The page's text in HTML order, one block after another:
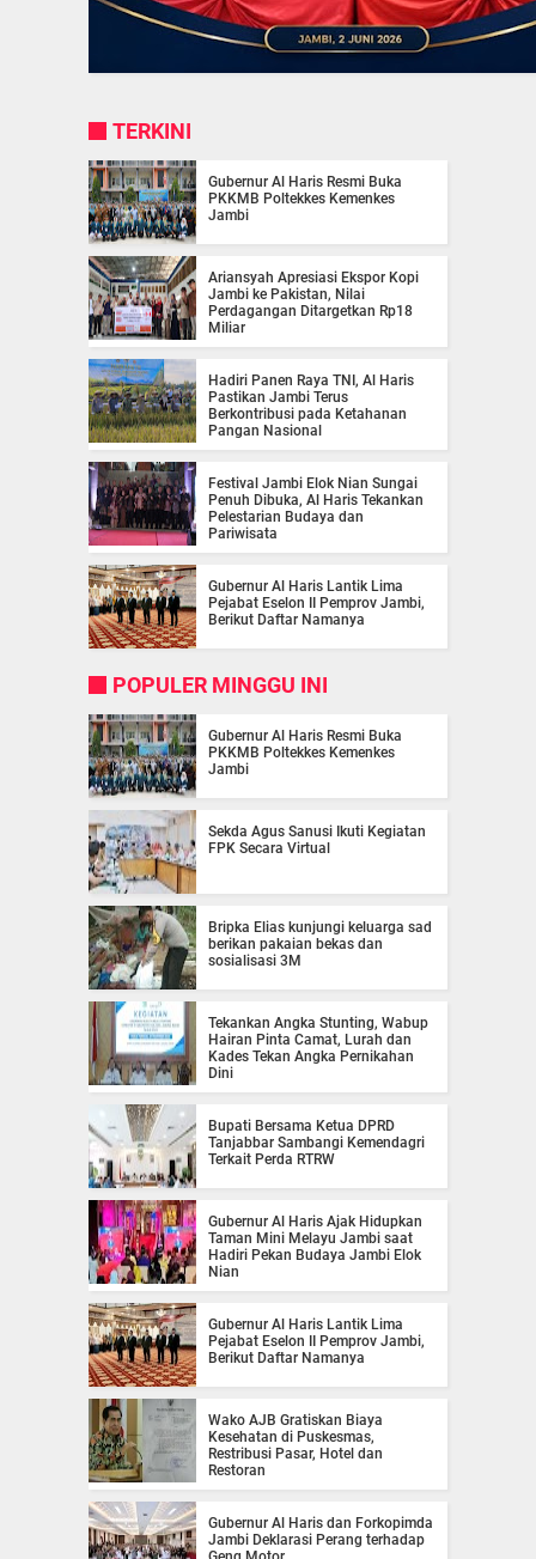
TERKINI
Gubernur Al Haris Resmi Buka
PKKMB Poltekkes Kemenkes
Jambi
Ariansyah Apresiasi Ekspor Kopi
Jambi ke Pakistan, Nilai
Perdagangan Ditargetkan Rp18
Miliar
Hadiri Panen Raya TNI, Al Haris
Pastikan Jambi Terus
Berkontribusi pada Ketahanan
Pangan Nasional
Festival Jambi Elok Nian Sungai
Penuh Dibuka, Al Haris Tekankan
Pelestarian Budaya dan
Pariwisata
Gubernur Al Haris Lantik Lima
Pejabat Eselon II Pemprov Jambi,
Berikut Daftar Namanya
POPULER MINGGU INI
Gubernur Al Haris Resmi Buka
PKKMB Poltekkes Kemenkes
Jambi
Sekda Agus Sanusi Ikuti Kegiatan
FPK Secara Virtual
Bripka Elias kunjungi keluarga sad
berikan pakaian bekas dan
sosialisasi 3M
Tekankan Angka Stunting, Wabup
Hairan Pinta Camat, Lurah dan
Kades Tekan Angka Pernikahan
Dini
Bupati Bersama Ketua DPRD
Tanjabbar Sambangi Kemendagri
Terkait Perda RTRW
Gubernur Al Haris Ajak Hidupkan
Taman Mini Melayu Jambi saat
Hadiri Pekan Budaya Jambi Elok
Nian
Gubernur Al Haris Lantik Lima
Pejabat Eselon II Pemprov Jambi,
Berikut Daftar Namanya
Wako AJB Gratiskan Biaya
Kesehatan di Puskesmas,
Restribusi Pasar, Hotel dan
Restoran
Gubernur Al Haris dan Forkopimda
Jambi Deklarasi Perang terhadap